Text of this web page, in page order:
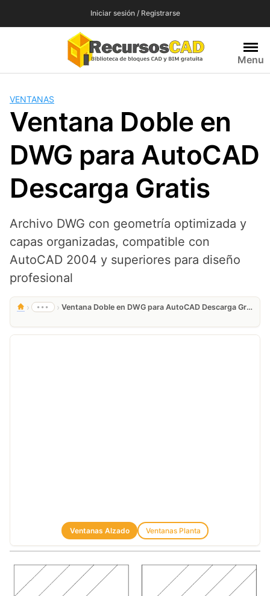
Iniciar sesión / Registrarse
Menu
VENTANAS
Ventana Doble en
DWG para AutoCAD
Descarga Gratis
Archivo DWG con geometría optimizada y
capas organizadas, compatible con
AutoCAD 2004 y superiores para diseño
profesional
› ••• › Ventana Doble en DWG para AutoCAD Descarga Gratis
Ventanas Alzado Ventanas Planta